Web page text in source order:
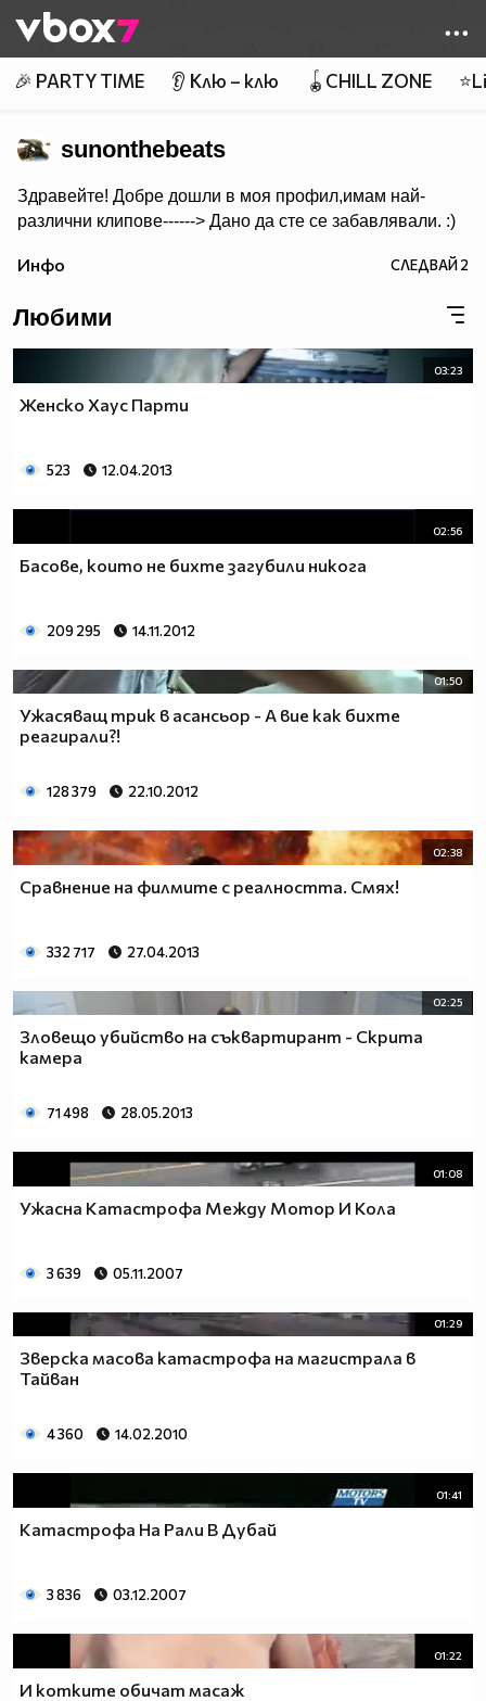
👾
🎉 PARTY TIME 👂 Клю – клю 🪀CHILL ZONE
sunonthebeats
Здравейте! Добре дошли в моя профил,имам най-
различни клипове------> Дано да сте се забавлявали. :)
Инфо СЛЕДВАЙ2
Любими
03:23
Женско Хаус Парти
523 12.04.2013
02:56
Басове, които не бихте загубили никога
209 295 14.11.2012
01:50
Ужасяващ трик в асансьор - А вие как бихте
реагирали?!
128 379 22.10.2012
02:38
Сравнение на филмите с реалността. Смях!
332 717 27.04.2013
02:25
Зловещо убийство на съквартирант - Скрита
камера
71 498 28.05.2013
01:08
Ужасна Катастрофа Между Мотор И Кола
3 639 05.11.2007
01:29
Зверска масова катастрофа на магистрала в
Тайван
4 360 14.02.2010
01:41
Катастрофа На Рали В Дубай
3 836 03.12.2007
01:22
И котките обичат масаж